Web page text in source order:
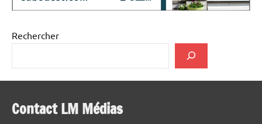
Rechercher
Contact LM Médias